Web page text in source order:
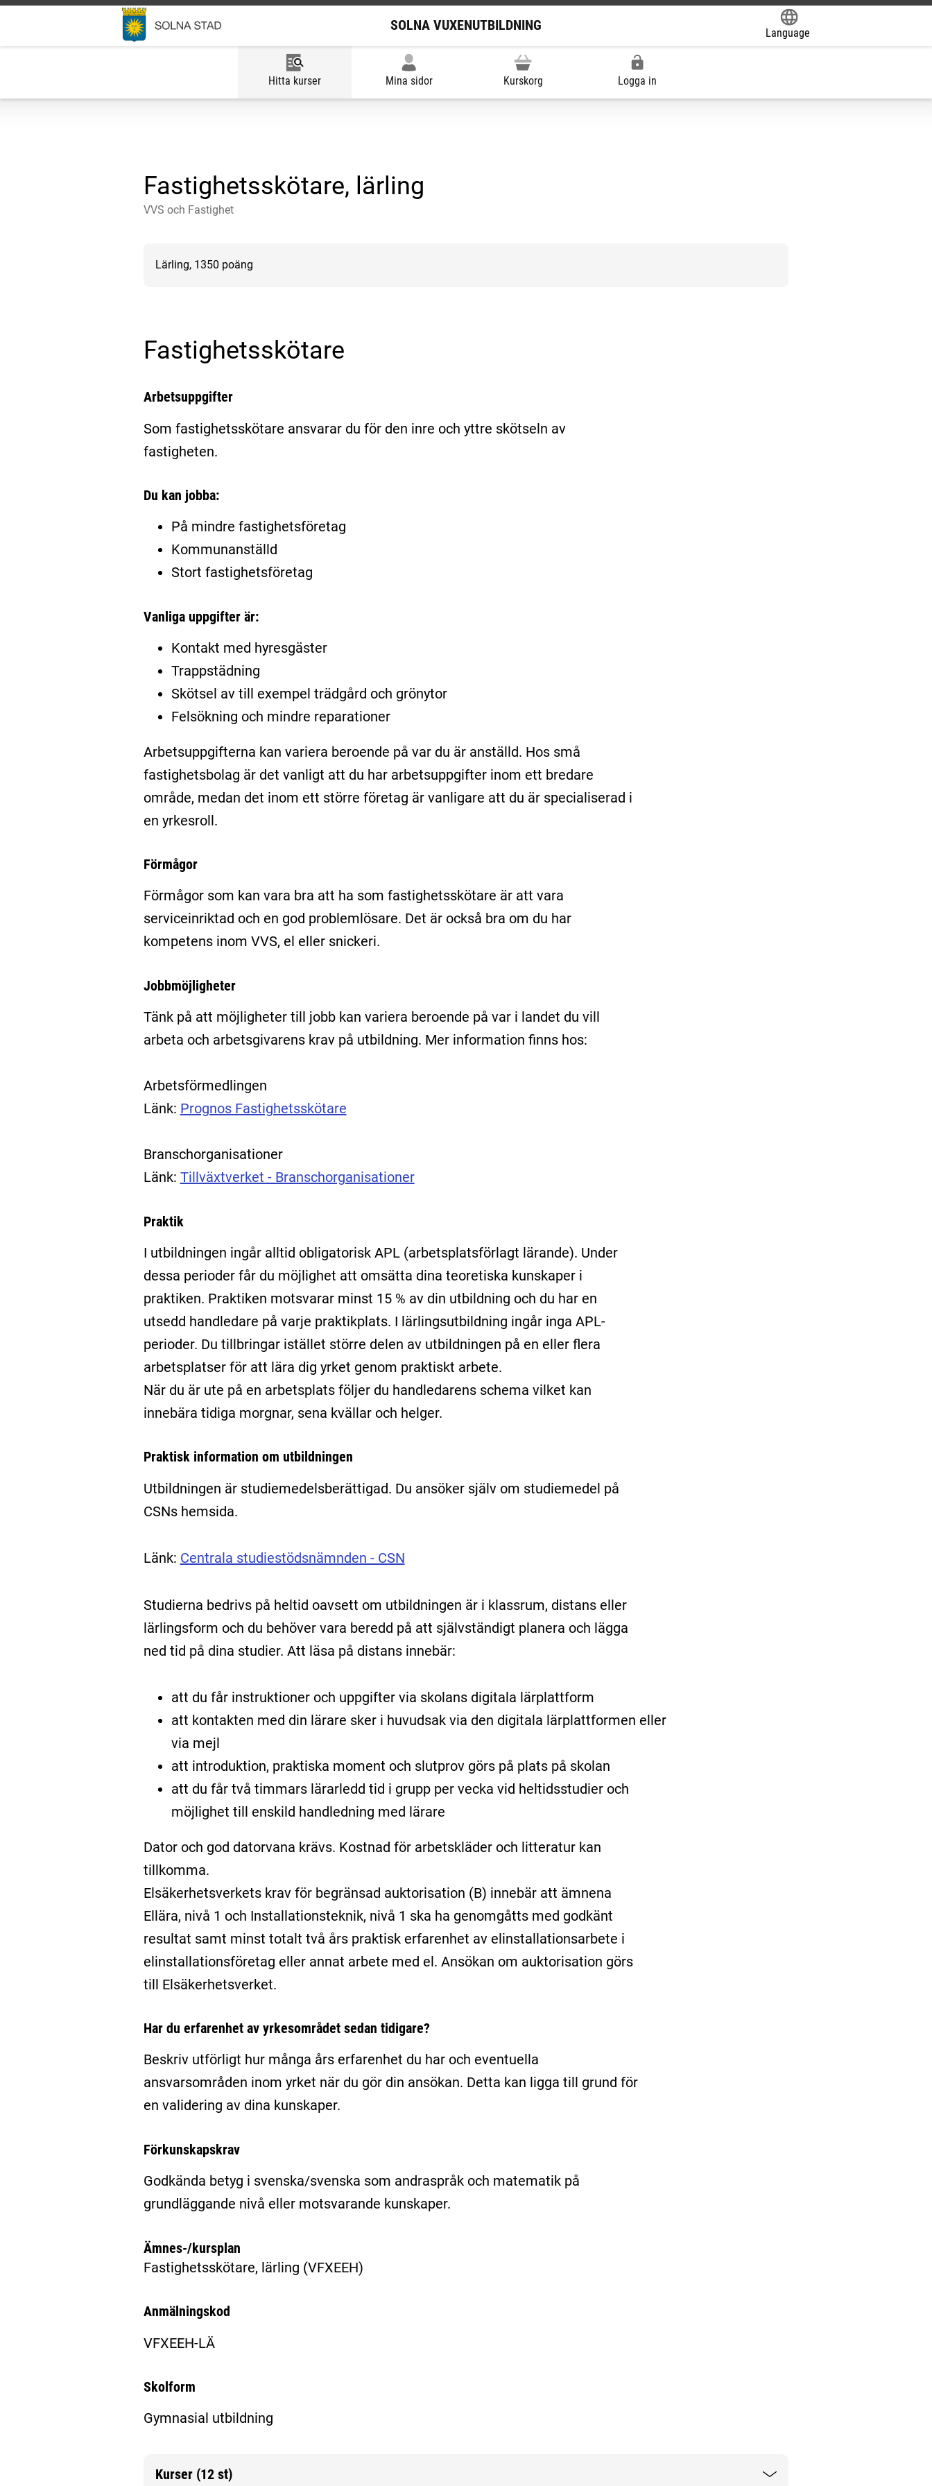
SOLNA VUXENUTBILDNING
Language
Hitta kurser Mina sidor Kurskorg Logga in
Fastighetsskötare, lärling
VVS och Fastighet
Lärling, 1350 poäng
Fastighetsskötare
Arbetsuppgifter
Som fastighetsskötare ansvarar du för den inre och yttre skötseln av
fastigheten.
Du kan jobba:
På mindre fastighetsföretag
Kommunanställd
Stort fastighetsföretag
Vanliga uppgifter är:
Kontakt med hyresgäster
Trappstädning
Skötsel av till exempel trädgård och grönytor
Felsökning och mindre reparationer
Arbetsuppgifterna kan variera beroende på var du är anställd. Hos små
fastighetsbolag är det vanligt att du har arbetsuppgifter inom ett bredare
område, medan det inom ett större företag är vanligare att du är specialiserad i
en yrkesroll.
Förmågor
Förmågor som kan vara bra att ha som fastighetsskötare är att vara
serviceinriktad och en god problemlösare. Det är också bra om du har
kompetens inom VVS, el eller snickeri.
Jobbmöjligheter
Tänk på att möjligheter till jobb kan variera beroende på var i landet du vill
arbeta och arbetsgivarens krav på utbildning. Mer information finns hos:
Arbetsförmedlingen
Länk: Prognos Fastighetsskötare
Branschorganisationer
Länk: Tillväxtverket - Branschorganisationer
Praktik
I utbildningen ingår alltid obligatorisk APL (arbetsplatsförlagt lärande). Under
dessa perioder får du möjlighet att omsätta dina teoretiska kunskaper i
praktiken. Praktiken motsvarar minst 15 % av din utbildning och du har en
utsedd handledare på varje praktikplats. I lärlingsutbildning ingår inga APL-
perioder. Du tillbringar istället större delen av utbildningen på en eller flera
arbetsplatser för att lära dig yrket genom praktiskt arbete.
När du är ute på en arbetsplats följer du handledarens schema vilket kan
innebära tidiga morgnar, sena kvällar och helger.
Praktisk information om utbildningen
Utbildningen är studiemedelsberättigad. Du ansöker själv om studiemedel på
CSNs hemsida.
Länk: Centrala studiestödsnämnden - CSN
Studierna bedrivs på heltid oavsett om utbildningen är i klassrum, distans eller
lärlingsform och du behöver vara beredd på att självständigt planera och lägga
ned tid på dina studier. Att läsa på distans innebär:
att du får instruktioner och uppgifter via skolans digitala lärplattform
att kontakten med din lärare sker i huvudsak via den digitala lärplattformen eller
via mejl
att introduktion, praktiska moment och slutprov görs på plats på skolan
att du får två timmars lärarledd tid i grupp per vecka vid heltidsstudier och
möjlighet till enskild handledning med lärare
Dator och god datorvana krävs. Kostnad för arbetskläder och litteratur kan
tillkomma.
Elsäkerhetsverkets krav för begränsad auktorisation (B) innebär att ämnena
Ellära, nivå 1 och Installationsteknik, nivå 1 ska ha genomgåtts med godkänt
resultat samt minst totalt två års praktisk erfarenhet av elinstallationsarbete i
elinstallationsföretag eller annat arbete med el. Ansökan om auktorisation görs
till Elsäkerhetsverket.
Har du erfarenhet av yrkesområdet sedan tidigare?
Beskriv utförligt hur många års erfarenhet du har och eventuella
ansvarsområden inom yrket när du gör din ansökan. Detta kan ligga till grund för
en validering av dina kunskaper.
Förkunskapskrav
Godkända betyg i svenska/svenska som andraspråk och matematik på
grundläggande nivå eller motsvarande kunskaper.
Ämnes-/kursplan
Fastighetsskötare, lärling (VFXEEH)
Anmälningskod
VFXEEH-LÄ
Skolform
Gymnasial utbildning
Kurser (12 st)